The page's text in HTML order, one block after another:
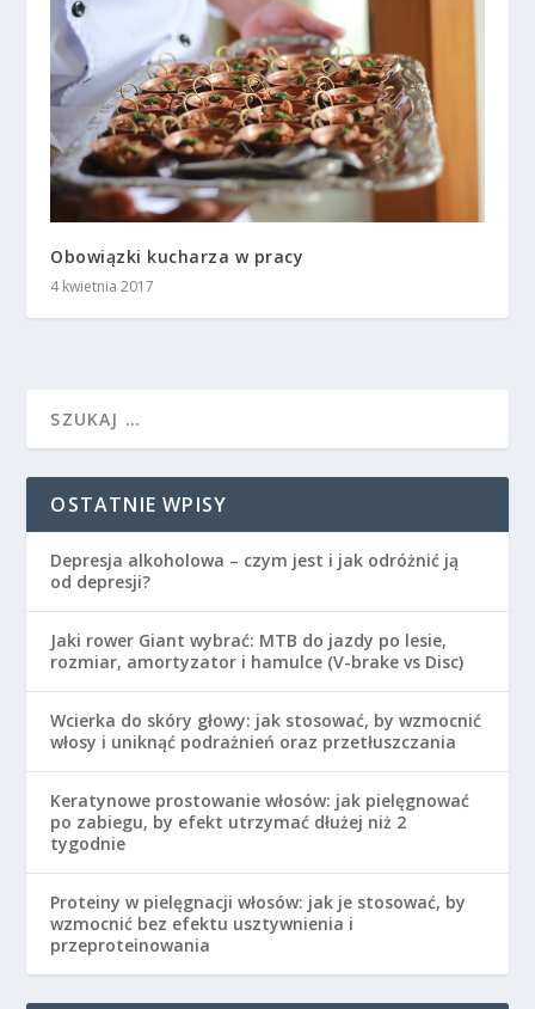
Obowiązki kucharza w pracy
4 kwietnia 2017
OSTATNIE WPISY
Depresja alkoholowa – czym jest i jak odróżnić ją
od depresji?
Jaki rower Giant wybrać: MTB do jazdy po lesie,
rozmiar, amortyzator i hamulce (V-brake vs Disc)
Wcierka do skóry głowy: jak stosować, by wzmocnić
włosy i uniknąć podrażnień oraz przetłuszczania
Keratynowe prostowanie włosów: jak pielęgnować
po zabiegu, by efekt utrzymać dłużej niż 2
tygodnie
Proteiny w pielęgnacji włosów: jak je stosować, by
wzmocnić bez efektu usztywnienia i
przeproteinowania